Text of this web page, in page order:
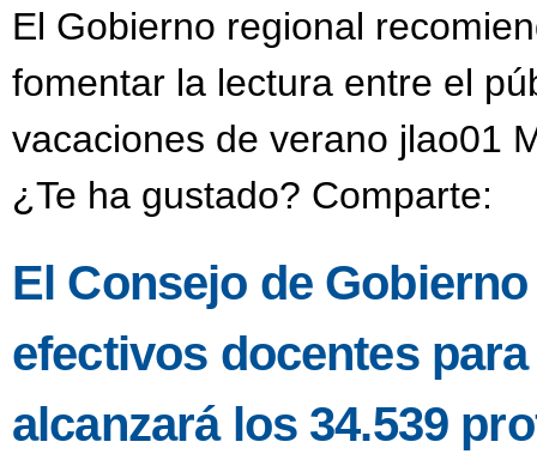
El Gobierno regional
fomentar la lectura entre el
vacaciones de verano jlao01
¿Te ha gustado? Comparte:
El Consejo de
efectivos docentes
alcanzará los 34.539